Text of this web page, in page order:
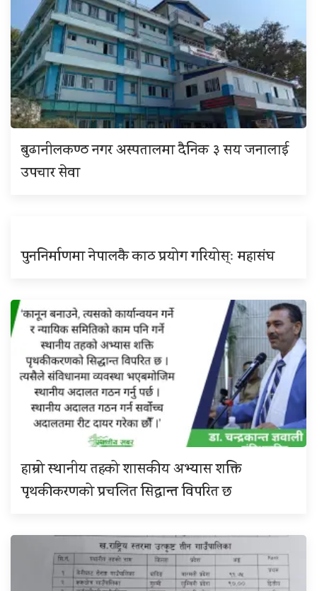
बुढानीलकण्ठ नगर अस्पतालमा दैनिक ३ सय जनालाई
उपचार सेवा
पुननिर्माणमा नेपालकै काठ प्रयोग गरियोस्ः महासंघ
हाम्रो स्थानीय तहको शासकीय अभ्यास शक्ति
पृथकीकरणको प्रचलित सिद्धान्त विपरित छ